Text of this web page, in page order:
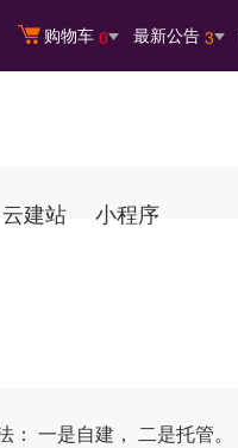
购物车 0 最新公告 3
云建站 小程序
一是自建， 二是托管。